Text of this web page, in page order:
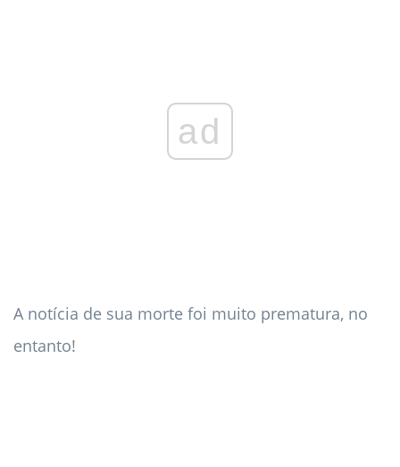
ad
A notícia de sua morte foi muito prematura, no
entanto!